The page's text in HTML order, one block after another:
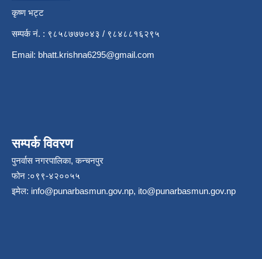
कृष्ण भट्ट
सम्पर्क नं. : ९८५८७७७०४३ / ९८४८८१६२९५
Email: bhatt.krishna6295@gmail.com
सम्पर्क विवरण
पुनर्वास नगरपालिका, कन्चनपुर
फोन :०९९-४२००५५
इमेल: info@punarbasmun.gov.np, ito@punarbasmun.gov.np